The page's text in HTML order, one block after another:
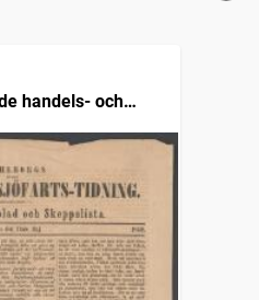
handels- och
annonsblad och